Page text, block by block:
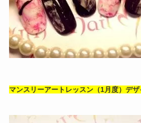
マンスリーアートレッスン（1月度）デ